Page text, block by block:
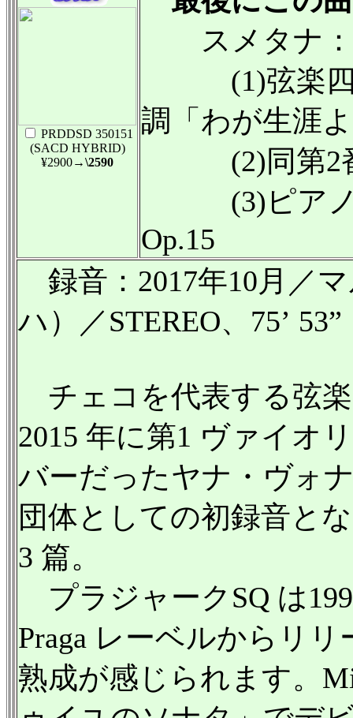
PRDDSD 350151
(SACD HYBRID)
¥2900→\2590
スメタナ：
(1)弦楽四
調「わが生涯
(2)同第2
(3)ピアノ
Op.15
録音：2017年10月／
ハ）／STEREO、75’ 53”
チェコを代表する弦
2015 年に第1 ヴァイオ
バーだったヤナ・ヴォ
団体としての初録音と
3 篇。
プラジャークSQ は
Praga レーベルからリ
熟成が感じられます。